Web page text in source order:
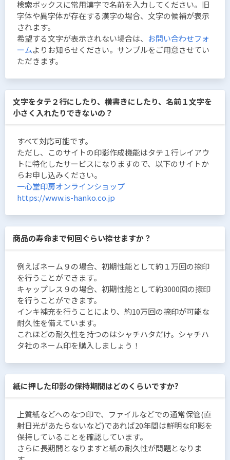
検索ボックスに常用漢字で名前を入力してください。旧
字体や異字体が存在する漢字の場合、文字の候補が表示
されます。
希望する文字が表示されない場合は、 お問い合わせフォ
ームよりお知らせください。サンプルをご用意させてい
ただきます。
文字をタテ２行にしたり、横書きにしたり、名前１文字を
小さく入れたりできないの？
すべて対応可能です。
ただし、このサイトの印影作成機能はタテ１行レイアウ
トに特化したサービスになりますので、以下のサイトか
らお申し込みください。
一心堂印房オンラインショップ
https://www.is-hanko.co.jp
商品の寿命まで何回ぐらい捺せますか？
例えばネーム９の場合、初期性能として約１万回の捺印
を行うことができます。
キャップレス９の場合、初期性能として約3000回の捺印
を行うことができます。
インキ補充を行うことにより、約10万回の捺印が可能な
耐久性を備えています。
これほどの耐久性を持つのはシャチハタだけ。シャチハ
タ社のネーム印を購入しましょう！
紙に押した印影の保持期間はどのくらいですか?
上質紙などへのなつ印で、ファイルなどでの通常保管(直
射日光があたらないなど)であれば20年間は鮮明な印影を
保持していることを確認しています。
さらに長期間となりますと紙の耐久性が問題となりま